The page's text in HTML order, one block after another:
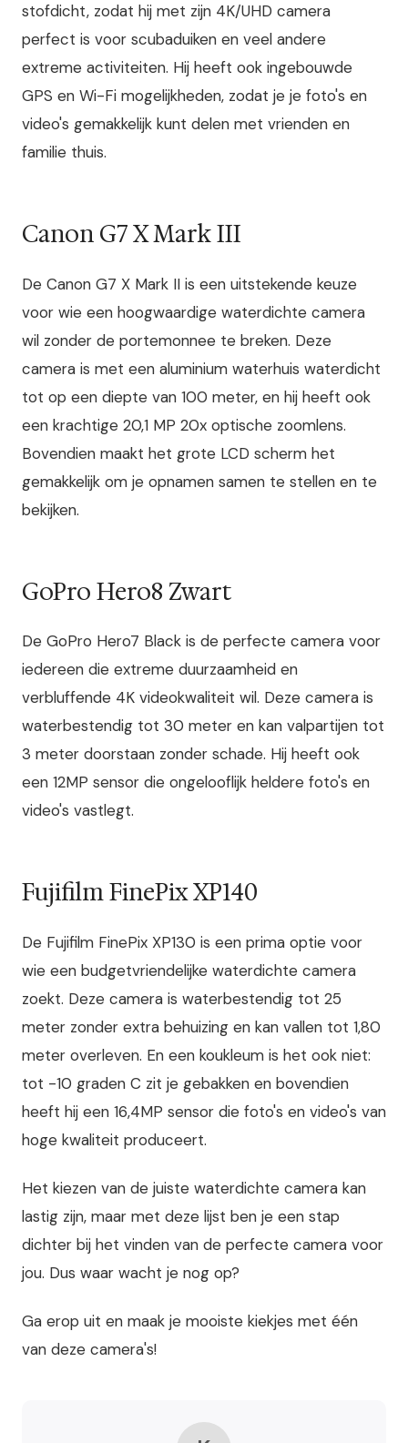
stofdicht, zodat hij met zijn 4K/UHD camera
perfect is voor scubaduiken en veel andere
extreme activiteiten. Hij heeft ook ingebouwde
GPS en Wi-Fi mogelijkheden, zodat je je foto's en
video's gemakkelijk kunt delen met vrienden en
familie thuis.
Canon G7 X Mark III
De Canon G7 X Mark II is een uitstekende keuze
voor wie een hoogwaardige waterdichte camera
wil zonder de portemonnee te breken. Deze
camera is met een aluminium waterhuis waterdicht
tot op een diepte van 100 meter, en hij heeft ook
een krachtige 20,1 MP 20x optische zoomlens.
Bovendien maakt het grote LCD scherm het
gemakkelijk om je opnamen samen te stellen en te
bekijken.
GoPro Hero8 Zwart
De GoPro Hero7 Black is de perfecte camera voor
iedereen die extreme duurzaamheid en
verbluffende 4K videokwaliteit wil. Deze camera is
waterbestendig tot 30 meter en kan valpartijen tot
3 meter doorstaan zonder schade. Hij heeft ook
een 12MP sensor die ongelooflijk heldere foto's en
video's vastlegt.
Fujifilm FinePix XP140
De Fujifilm FinePix XP130 is een prima optie voor
wie een budgetvriendelijke waterdichte camera
zoekt. Deze camera is waterbestendig tot 25
meter zonder extra behuizing en kan vallen tot 1,80
meter overleven. En een koukleum is het ook niet:
tot -10 graden C zit je gebakken en bovendien
heeft hij een 16,4MP sensor die foto's en video's van
hoge kwaliteit produceert.
Het kiezen van de juiste waterdichte camera kan
lastig zijn, maar met deze lijst ben je een stap
dichter bij het vinden van de perfecte camera voor
jou. Dus waar wacht je nog op?
Ga erop uit en maak je mooiste kiekjes met één
van deze camera's!